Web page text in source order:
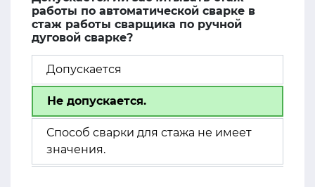
работы по автоматической сварке в
стаж работы сварщика по ручной
дуговой сварке?
Допускается
Не допускается.
Способ сварки для стажа не имеет
значения.